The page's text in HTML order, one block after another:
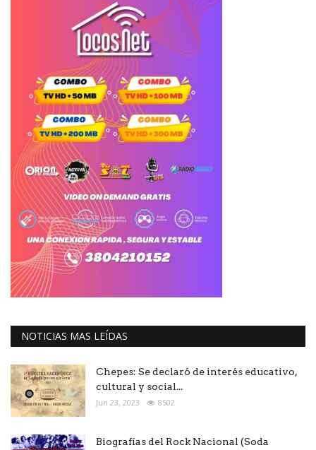
NOTICIAS MAS LEÍDAS
Chepes: Se declaró de interés educativo,
cultural y social...
Jun 23, 2023 8502
Biografías del Rock Nacional (Soda